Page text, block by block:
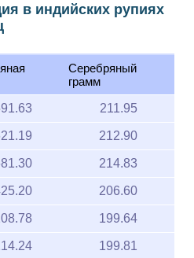
в индийских рупиях
Серебряный
грамм
211.95
212.90
214.83
206.60
199.64
199.81